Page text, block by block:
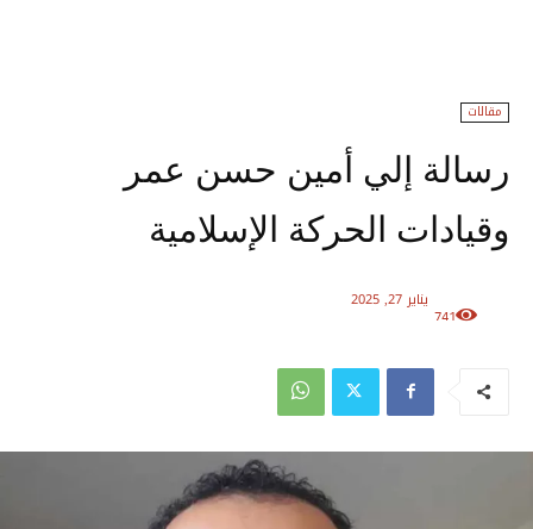
مقالات
رسالة إلي أمين حسن عمر
وقيادات الحركة الإسلامية
يناير 27, 2025
741